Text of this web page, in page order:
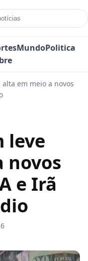
MundoPolitica
em meio a novos
leve
novos
e Irã